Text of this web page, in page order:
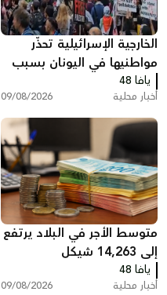
الخارجية الإسرائيلية تحذّر
مواطنيها في اليونان بسبب
مظاهرات دعم لغزة
يافا 48
أخبار محلية 09/08/2026
متوسط الأجر في البلاد يرتفع
إلى 14,263 شيكل
يافا 48
أخبار محلية 09/08/2026